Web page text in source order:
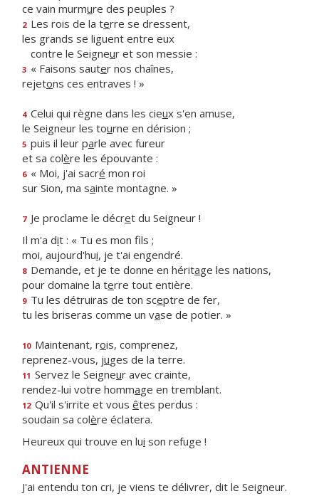
ce vain murmure des peuples ?
2 Les rois de la terre se dressent,
les grands se liguent entre eux
contre le Seigneur et son messie :
3 « Faisons sauter nos chaînes,
rejetons ces entraves ! »
4 Celui qui règne dans les cieux s'en amuse,
le Seigneur les tourne en dérision ;
5 puis il leur parle avec fureur
et sa colère les épouvante :
6 « Moi, j'ai sacré mon roi
sur Sion, ma sainte montagne. »
7 Je proclame le décret du Seigneur !
Il m'a dit : « Tu es mon fils ;
moi, aujourd'hui, je t'ai engendré.
8 Demande, et je te donne en héritage les nations,
pour domaine la terre tout entière.
9 Tu les détruiras de ton sceptre de fer,
tu les briseras comme un vase de potier. »
10 Maintenant, rois, comprenez,
reprenez-vous, juges de la terre.
11 Servez le Seigneur avec crainte,
rendez-lui votre hommage en tremblant.
12 Qu'il s'irrite et vous êtes perdus :
soudain sa colère éclatera.
Heureux qui trouve en lui son refuge !
ANTIENNE
J'ai entendu ton cri, je viens te délivrer, dit le Seigneur.